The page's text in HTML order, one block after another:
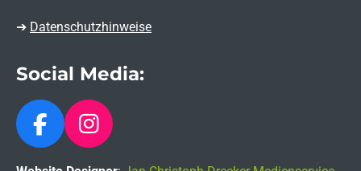
➔ Datenschutzhinweise
Social Media:
F
I